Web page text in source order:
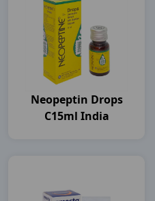
Neopeptin Drops
C15ml India